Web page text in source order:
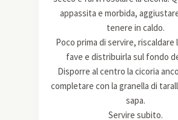
appassita e morbida,
tenere in caldo.
Poco prima di servire, riscaldare
fave e distribuirla sul fondo
Disporre al centro la cicoria
completare con la granella di
sapa.
Servire subito.